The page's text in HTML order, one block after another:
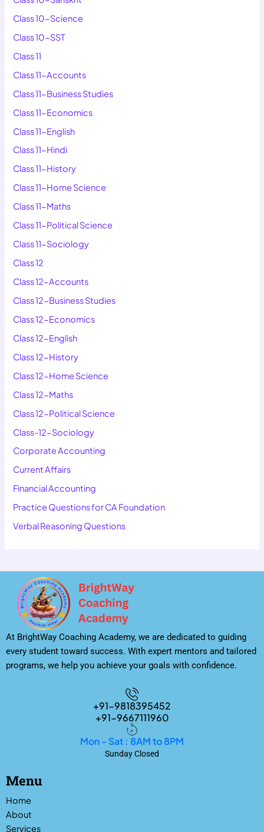
Class 10-Science
Class 10-SST
Class 11
Class 11-Accounts
Class 11-Business Studies
Class 11-Economics
Class 11-English
Class 11-Hindi
Class 11-History
Class 11-Home Science
Class 11-Maths
Class 11-Political Science
Class 11-Sociology
Class 12
Class 12-Accounts
Class 12-Business Studies
Class 12-Economics
Class 12-English
Class 12-History
Class 12-Home Science
Class 12-Maths
Class 12-Political Science
Class-12-Sociology
Corporate Accounting
Current Affairs
Financial Accounting
Practice Questions for CA Foundation
Verbal Reasoning Questions
At BrightWay Coaching Academy, we are dedicated to guiding
every student toward success. With expert mentors and tailored
programs, we help you achieve your goals with confidence.
+91-9818395452
+91-9667111960
Mon - Sat : 8AM to 8PM
Sunday Closed
Menu
Home
About
Services